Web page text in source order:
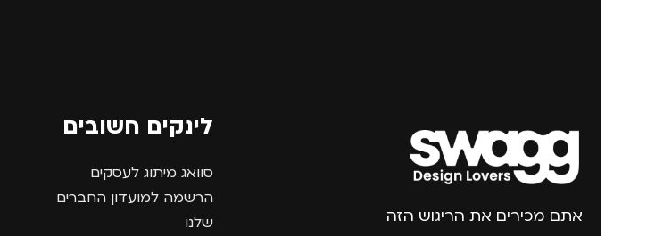
אתם מכירים את הריגוש הזה
לינקים חשובים
סוואג מיתוג לעסקים
הרשמה למועדון החברים
שלנו